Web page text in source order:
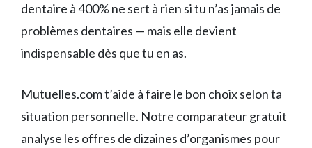
dentaire à 400% ne sert à rien si tu n’as jamais de
problèmes dentaires — mais elle devient
indispensable dès que tu en as.
Mutuelles.com t’aide à faire le bon choix selon ta
situation personnelle. Notre comparateur gratuit
analyse les offres de dizaines d’organismes pour